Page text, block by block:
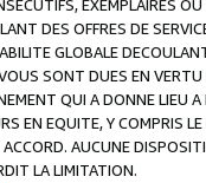
EXEMPLAIRES
DES OFFRES DE
GLOBALE
SONT DUES EN
QUI A DONNE LIEU
EN EQUITE, Y COMPRIS
ACCORD. AUCUNE
LA LIMITATION.